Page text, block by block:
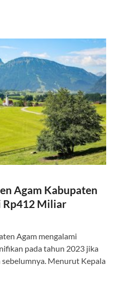
Agam Kabupaten
Rp412 Miliar
Agam mengalami
pada tahun 2023 jika
Menurut Kepala